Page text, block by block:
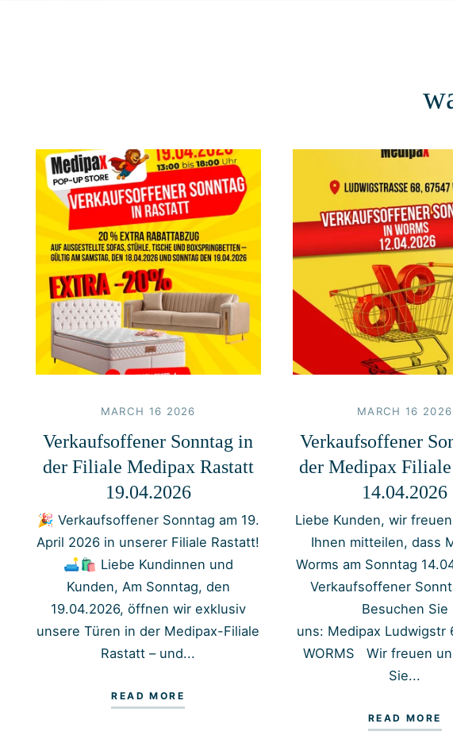
MARCH 16 2026
Verkaufsoffener Sonntag in
der Filiale Medipax Rastatt
19.04.2026
🎉 Verkaufsoffener Sonntag am 19.
April 2026 in unserer Filiale Rastatt!
🛋️🛍️ Liebe Kundinnen und
Kunden, Am Sonntag, den
19.04.2026, öffnen wir exklusiv
unsere Türen in der Medipax-Filiale
Rastatt – und...
READ MORE
MARCH 16 2026
Verkaufsoffener
der Medipax
14.04.2026
Liebe Kunden, wir
Ihnen mitteilen, dass
Worms am Sonntag
Verkaufsoffener
Besuchen Sie
uns: Medipax Ludwigstr
WORMS Wir freuen
Sie...
READ MORE